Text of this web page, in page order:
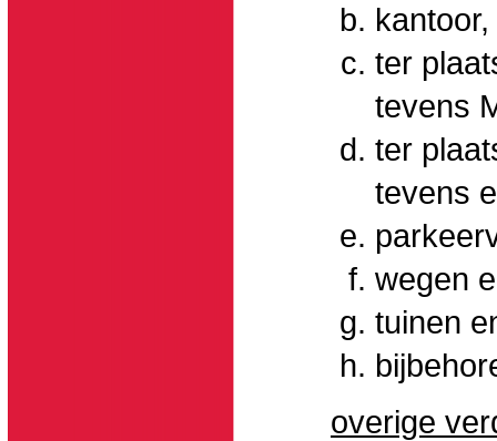
ter
tevens
ter
tevens
wegen
tuinen
overige